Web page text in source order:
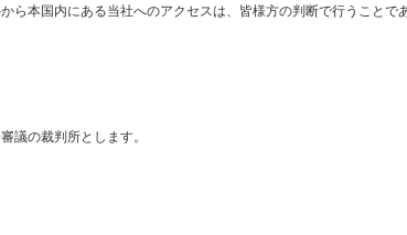
本国内にある当社へのアクセスは、皆様方の判断で行うことで
議の裁判所とします。